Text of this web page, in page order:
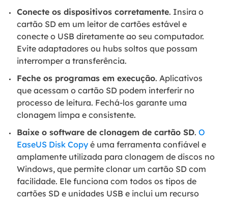
Conecte os dispositivos corretamente. Insira o
cartão SD em um leitor de cartões estável e
conecte o USB diretamente ao seu computador.
Evite adaptadores ou hubs soltos que possam
interromper a transferência.
Feche os programas em execução. Aplicativos
que acessam o cartão SD podem interferir no
processo de leitura. Fechá-los garante uma
clonagem limpa e consistente.
Baixe o software de clonagem de cartão SD. O
EaseUS Disk Copyé uma ferramenta confiável e
amplamente utilizada para clonagem de discos no
Windows, que permite clonar um cartão SD com
facilidade. Ele funciona com todos os tipos de
cartões SD e unidades USB e inclui um recurso